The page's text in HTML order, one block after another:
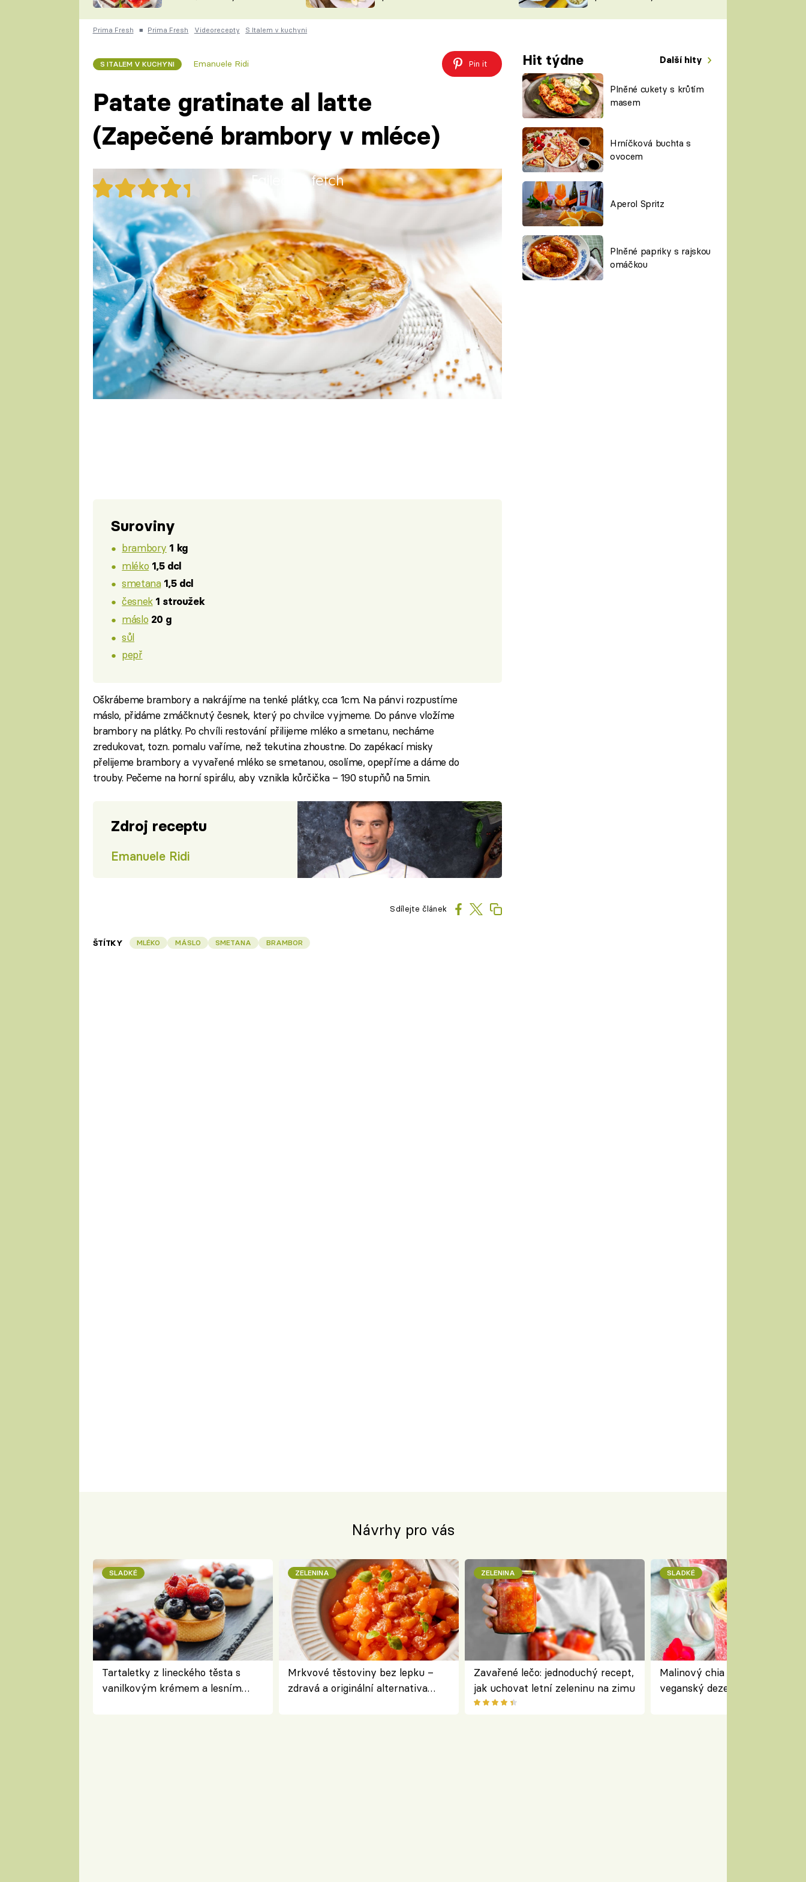
ČESKO NA TALÍŘI
KUCHAŘKA
VYCHYTÁVKY
ŠÉFREDAKTORKY
ČASOPIS
Prima Fresh ■ Prima Fresh Videorecepty S Italem v kuchyni
S ITALEM V KUCHYNI Emanuele Ridi Pin it Hit týdne Další hity
Plněné cukety s krůtím
masem
Hrníčková buchta s
ovocem
Aperol Spritz
Plněné papriky s rajskou
omáčkou
Patate gratinate al latte
(Zapečené brambory v mléce)
Failed to fetch
25x
Patate gratinate al latte (Zapečené brambory v mléce)
1 porce 30 minut
Suroviny
brambory 1 kg
mléko 1,5 dcl
smetana 1,5 dcl
česnek 1 stroužek
máslo 20 g
sůl
pepř
Oškrábeme brambory a nakrájíme na tenké plátky, cca 1cm. Na pánvi rozpustíme
máslo, přidáme zmáčknutý česnek, který po chvilce vyjmeme. Do pánve vložíme
brambory na plátky. Po chvíli restování přilijeme mléko a smetanu, necháme
zredukovat, tozn. pomalu vaříme, než tekutina zhoustne. Do zapékací misky
přelijeme brambory a vyvařené mléko se smetanou, osolíme, opepříme a dáme do
trouby. Pečeme na horní spirálu, aby vznikla kůrčička – 190 stupňů na 5min.
Zdroj receptu
Emanuele Ridi
Sdílejte článek
ŠTÍTKY MLÉKO MÁSLO SMETANA BRAMBOR
Návrhy pro vás
SLADKÉ
Tartaletky z lineckého těsta s
vanilkovým krémem a lesním
ZELENINA
Mrkvové těstoviny bez lepku –
zdravá a originální alternativa
ZELENINA
Zavařené lečo: jednoduchý recept,
jak uchovat letní zeleninu na zimu
SLADKÉ
Malinový chia pudink s
veganský dezert plný ovoce a